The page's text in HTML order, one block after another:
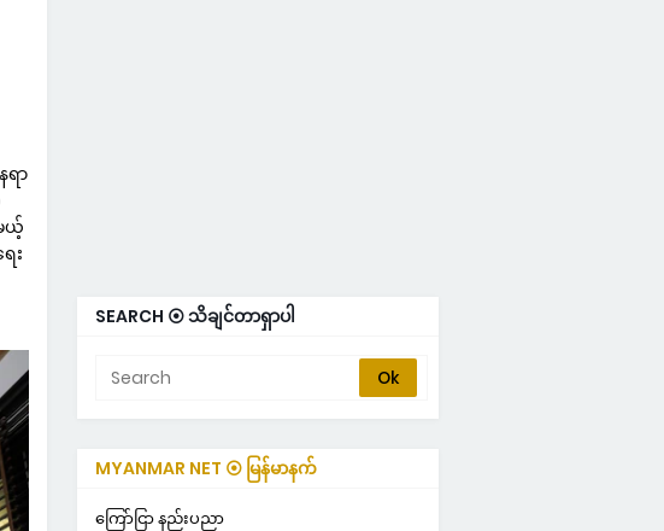
ာ
ယ့်
း
SEARCH ⦿ သိချင်တာရှာပါ
MYANMAR NET ⦿ မြန်မာနက်
NO-STYLE
ကြော်ငြာ နည်းပညာ